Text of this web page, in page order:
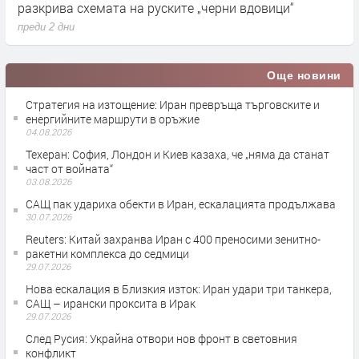
разкрива схемата на руските „черни вдовици“
преди 2 дни
Още новини
Стратегия на изтощение: Иран превръща търговските и
енергийните маршрути в оръжие
04.08.2026
Teхеран: София, Лондон и Киев казаха, че „няма да станат
част от войната“
03.08.2026
САЩ пак удариха обекти в Иран, ескалацията продължава
30.07.2026
Reuters: Китай захранва Иран с 400 преносими зенитно-
ракетни комплекса до седмици
29.07.2026
Нова ескалация в Близкия изток: Иран удари три танкера,
САЩ – ирански проксита в Ирак
29.07.2026
След Русия: Украйна отвори нов фронт в световния
конфликт